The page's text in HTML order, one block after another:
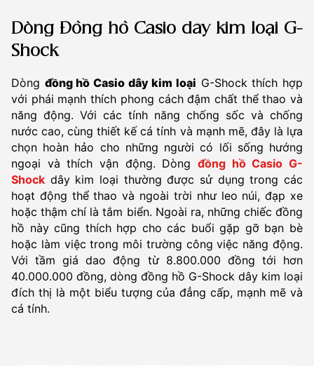
Dòng Đồng hồ Casio dây kim loại G-
Shock
Dòng đồng hồ Casio dây kim loại G-Shock thích hợp
với phái mạnh thích phong cách đậm chất thể thao và
năng động. Với các tính năng chống sốc và chống
nước cao, cùng thiết kế cá tính và mạnh mẽ, đây là lựa
chọn hoàn hảo cho những người có lối sống hướng
ngoại và thích vận động. Dòng đồng hồ Casio G-
Shock dây kim loại thường được sử dụng trong các
hoạt động thể thao và ngoài trời như leo núi, đạp xe
hoặc thậm chí là tắm biển. Ngoài ra, những chiếc đồng
hồ này cũng thích hợp cho các buổi gặp gỡ bạn bè
hoặc làm việc trong môi trường công việc năng động.
Với tầm giá dao động từ 8.800.000 đồng tới hơn
40.000.000 đồng, dòng đồng hồ G-Shock dây kim loại
đích thị là một biểu tượng của đẳng cấp, mạnh mẽ và
cá tính.